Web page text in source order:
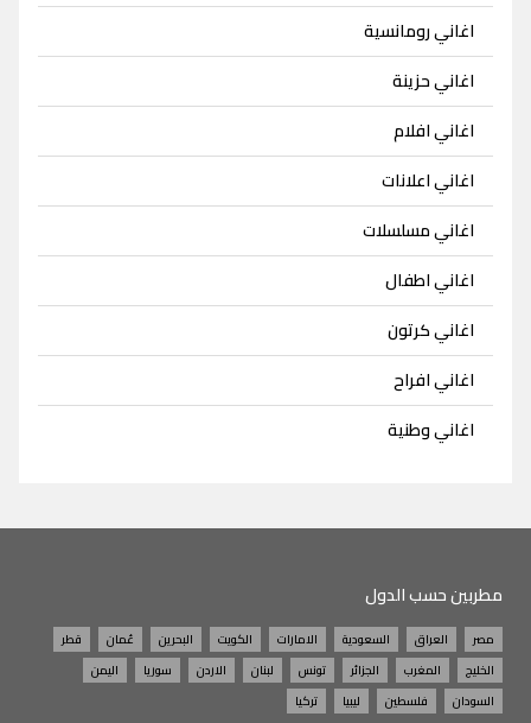
اغاني رومانسية
اغاني حزينة
اغاني افلام
اغاني اعلانات
اغاني مسلسلات
اغاني اطفال
اغاني كرتون
اغاني افراح
اغاني وطنية
مطربين حسب الدول
مصر العراق السعودية الامارات الكويت البحرين عُمان
قطر
الخليج
المغرب الجزائر تونس لبنان الاردن سوريا
اليمن
السودان
فلسطين ليبيا تركيا